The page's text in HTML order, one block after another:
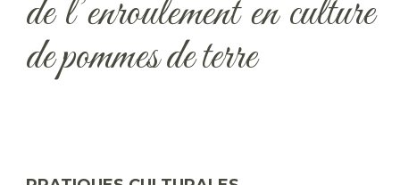
de l’enroulement en culture
de pommes de terre